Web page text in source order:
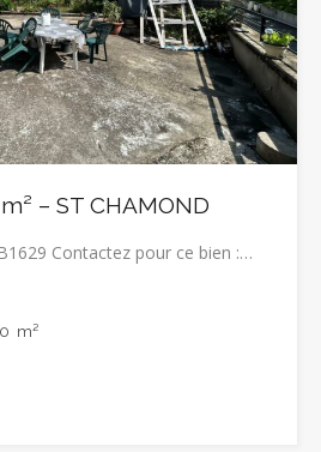
– ST CHAMOND
Contactez pour ce bien :…
m²